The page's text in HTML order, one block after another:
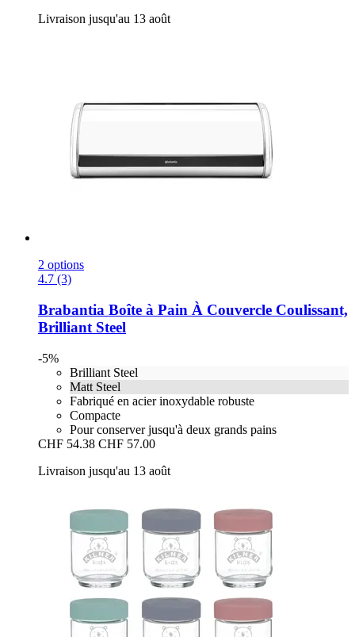
Livraison jusqu'au 13 août
2 options
4.7 (3)
Brabantia Boîte à Pain À Couvercle Coulissant,
Brilliant Steel
-5%
Brilliant Steel
Matt Steel
Fabriqué en acier inoxydable robuste
Compacte
Pour conserver jusqu'à deux grands pains
CHF 54.38 CHF 57.00
Livraison jusqu'au 13 août